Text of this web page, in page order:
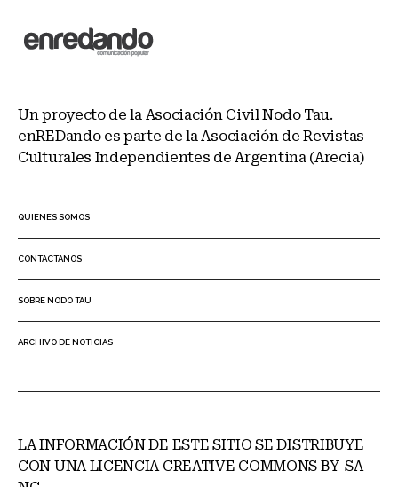
Un proyecto de la Asociación Civil Nodo Tau.
enREDando es parte de la Asociación de Revistas
Culturales Independientes de Argentina (Arecia)
QUIENES SOMOS
CONTACTANOS
SOBRE NODO TAU
ARCHIVO DE NOTICIAS
LA INFORMACIÓN DE ESTE SITIO SE DISTRIBUYE
CON UNA LICENCIA CREATIVE COMMONS BY-SA-